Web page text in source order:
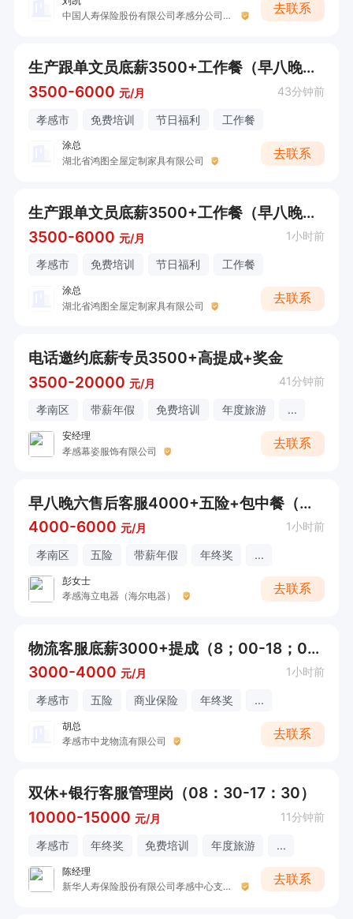
中国人寿保险股份有限公司孝感分公司营业部（刘凯）
去联系
生产跟单文员底薪3500+工作餐（早八晚五点半）
3500-6000 元/月 43分钟前
孝感市 免费培训 节日福利 工作餐
涂总
湖北省鸿图全屋定制家具有限公司
去联系
生产跟单文员底薪3500+工作餐（早八晚五点半）
3500-6000 元/月 1小时前
孝感市 免费培训 节日福利 工作餐
涂总
湖北省鸿图全屋定制家具有限公司
去联系
电话邀约底薪专员3500+高提成+奖金
3500-20000 元/月 41分钟前
孝南区 带薪年假 免费培训 年度旅游 ...
安经理
孝感幕姿服饰有限公司
去联系
早八晚六售后客服4000+五险+包中餐（有客服经验优先）
4000-6000 元/月 1小时前
孝南区 五险 带薪年假 年终奖 ...
彭女士
孝感海立电器（海尔电器）
去联系
物流客服底薪3000+提成（8；00-18；00）
3000-4000 元/月 1小时前
孝感市 五险 商业保险 年终奖 ...
胡总
孝感市中龙物流有限公司
去联系
双休+银行客服管理岗（08：30-17：30）
10000-15000 元/月 11分钟前
孝感市 年终奖 免费培训 年度旅游 ...
陈经理
新华人寿保险股份有限公司孝感中心支公司(黄香路店)
去联系